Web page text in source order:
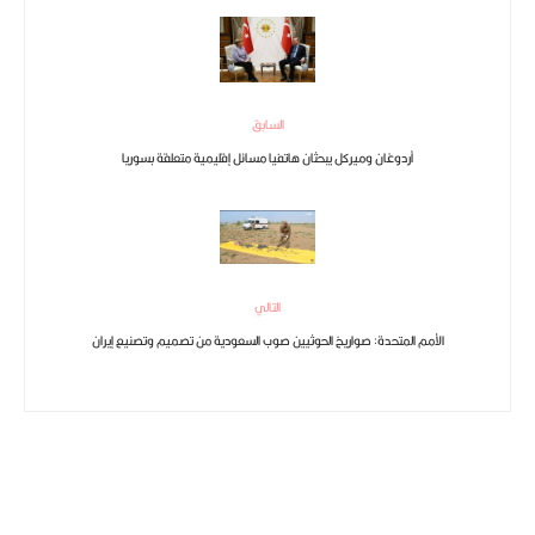
السابق
أردوغان وميركل يبحثان هاتفيا مسائل إقليمية متعلقة بسوريا
التالي
الأمم المتحدة: صواريخ الحوثيين صوب السعودية من تصميم وتصنيع إيران